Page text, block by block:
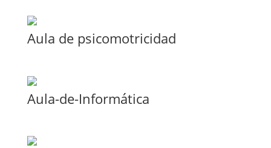
Aula de psicomotricidad
Aula-de-Informática